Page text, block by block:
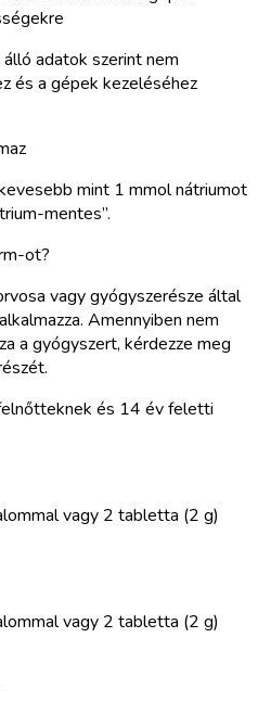
adatok szerint nem
és a gépek kezeléséhez
mint 1 mmol nátriumot
mentes”.
ot?
vagy gyógyszerésze által
Amennyiben nem
a gyógyszert, kérdezze meg
és 14 év feletti
vagy 2 tabletta (2 g)
vagy 2 tabletta (2 g)